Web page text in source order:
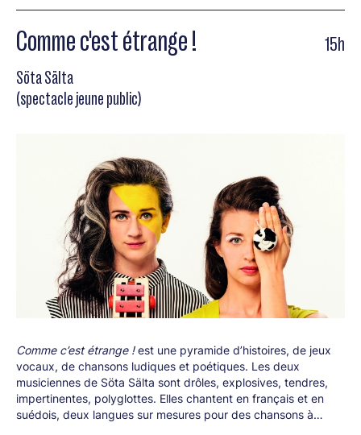
Comme c'est étrange ! 15h
Söta Sälta
(spectacle jeune public)
Comme c’est étrange !est une pyramide d’histoires, de jeux
vocaux, de chansons ludiques et poétiques. Les deux
musiciennes de Söta Sälta sont drôles, explosives, tendres,
impertinentes, polyglottes. Elles chantent en français et en
suédois, deux langues sur mesures pour des chansons à